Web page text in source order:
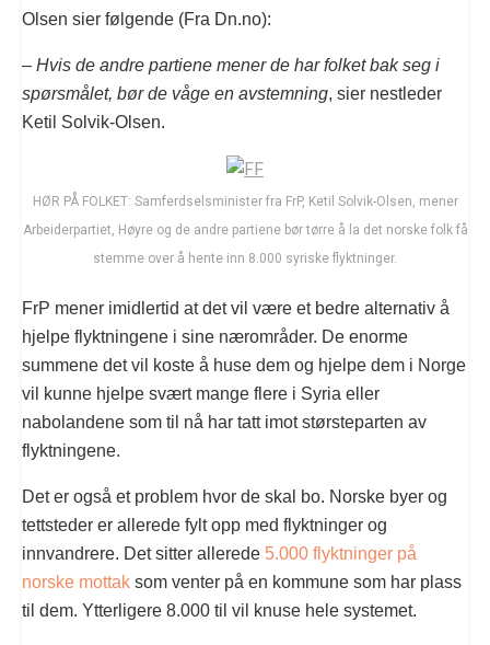
Olsen sier følgende (Fra Dn.no):
– Hvis de andre partiene mener de har folket bak seg i
spørsmålet, bør de våge en avstemning, sier nestleder
Ketil Solvik-Olsen.
HØR PÅ FOLKET: Samferdselsminister fra FrP, Ketil Solvik-Olsen, mener
Arbeiderpartiet, Høyre og de andre partiene bør tørre å la det norske folk få
stemme over å hente inn 8.000 syriske flyktninger.
FrP mener imidlertid at det vil være et bedre alternativ å
hjelpe flyktningene i sine nærområder. De enorme
summene det vil koste å huse dem og hjelpe dem i Norge
vil kunne hjelpe svært mange flere i Syria eller
nabolandene som til nå har tatt imot størsteparten av
flyktningene.
Det er også et problem hvor de skal bo. Norske byer og
tettsteder er allerede fylt opp med flyktninger og
innvandrere. Det sitter allerede 5.000 flyktninger på
norske mottak som venter på en kommune som har plass
til dem. Ytterligere 8.000 til vil knuse hele systemet.